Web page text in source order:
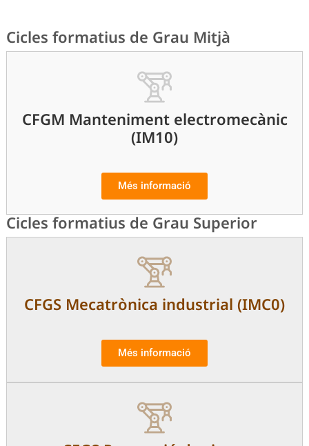
Cicles formatius de Grau Mitjà
CFGM Manteniment electromecànic
(IM10)
Més informació
Cicles formatius de Grau Superior
CFGS Mecatrònica industrial (IMC0)
Més informació